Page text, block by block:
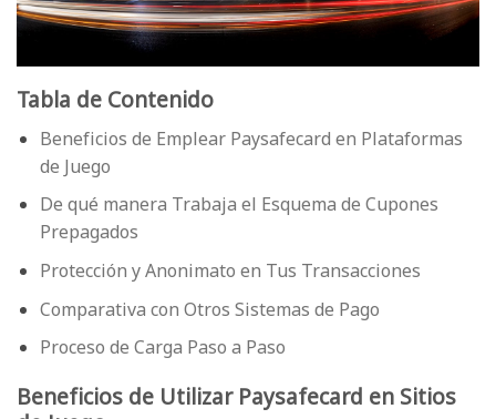
Tabla de Contenido
Beneficios de Emplear Paysafecard en Plataformas
de Juego
De qué manera Trabaja el Esquema de Cupones
Prepagados
Protección y Anonimato en Tus Transacciones
Comparativa con Otros Sistemas de Pago
Proceso de Carga Paso a Paso
Beneficios de Utilizar Paysafecard en Sitios